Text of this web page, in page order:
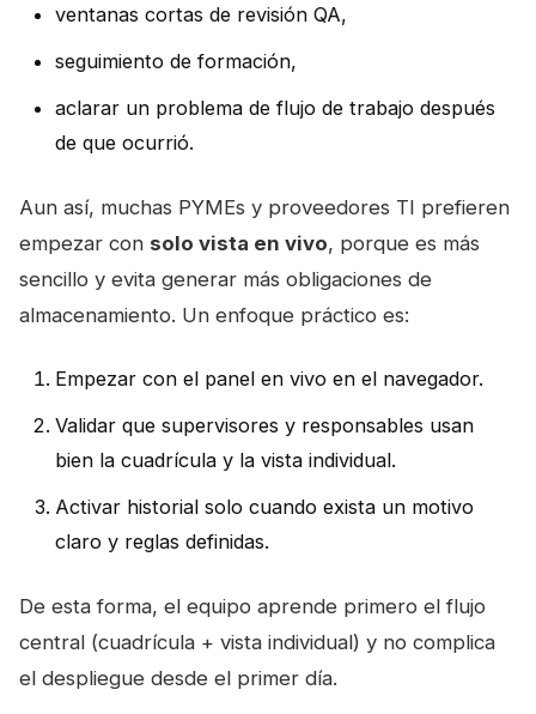
ventanas cortas de revisión QA,
seguimiento de formación,
aclarar un problema de flujo de trabajo después
de que ocurrió.
Aun así, muchas PYMEs y proveedores TI prefieren
empezar con solo vista en vivo, porque es más
sencillo y evita generar más obligaciones de
almacenamiento. Un enfoque práctico es:
Empezar con el panel en vivo en el navegador.
Validar que supervisores y responsables usan
bien la cuadrícula y la vista individual.
Activar historial solo cuando exista un motivo
claro y reglas definidas.
De esta forma, el equipo aprende primero el flujo
central (cuadrícula + vista individual) y no complica
el despliegue desde el primer día.